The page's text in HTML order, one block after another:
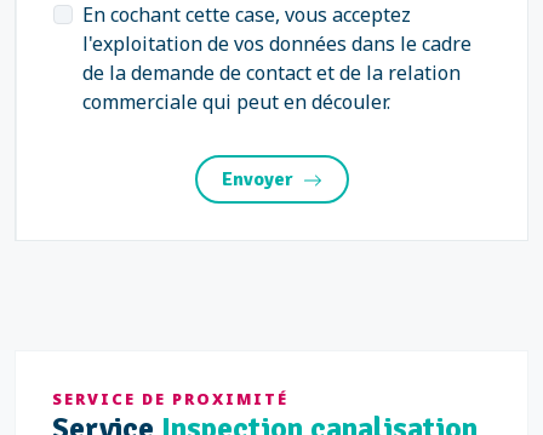
En cochant cette case, vous acceptez
l'exploitation de vos données dans le cadre
de la demande de contact et de la relation
commerciale qui peut en découler.
Envoyer
SERVICE DE PROXIMITÉ